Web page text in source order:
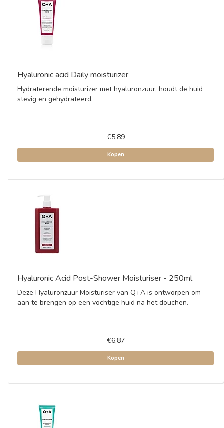
Hyaluronic acid Daily moisturizer
Hydraterende moisturizer met hyaluronzuur, houdt de huid
stevig en gehydrateerd.
€5,89
Kopen
Hyaluronic Acid Post-Shower Moisturiser - 250ml
Deze Hyaluronzuur Moisturiser van Q+A is ontworpen om
aan te brengen op een vochtige huid na het douchen.
€6,87
Kopen